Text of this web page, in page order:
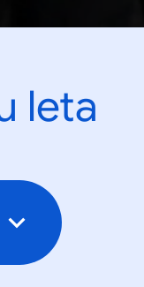
leta